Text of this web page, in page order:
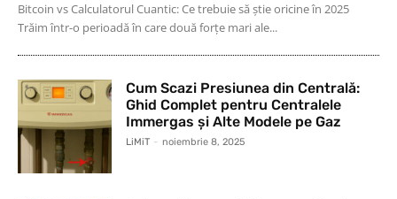
Bitcoin vs Calculatorul Cuantic: Ce trebuie să știe oricine în 2025
Trăim într-o perioadă în care două forțe mari ale...
Cum Scazi Presiunea din Centrală:
Ghid Complet pentru Centralele
Immergas și Alte Modele pe Gaz
LiMiT - noiembrie 8, 2025